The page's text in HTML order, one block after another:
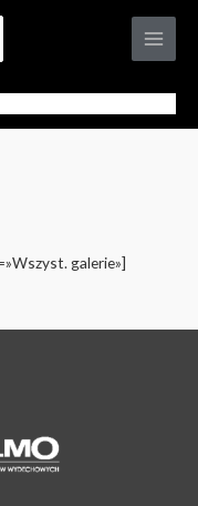
Main
Menu
galerie»]